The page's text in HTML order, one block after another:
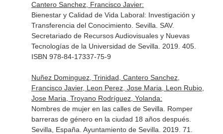
Cantero Sanchez, Francisco Javier:
Bienestar y Calidad de Vida Laboral: Investigación y
Transferencia del Conocimiento. Sevilla. SAV.
Secretariado de Recursos Audiovisuales y Nuevas
Tecnologías de la Universidad de Sevilla. 2019. 405.
ISBN 978-84-17337-75-9
Nuñez Dominguez, Trinidad, Cantero Sanchez,
Francisco Javier, Leon Perez, Jose Maria, Leon Rubio,
Jose Maria, Troyano Rodríguez, Yolanda:
Nombres de mujer en las calles de Sevilla. Romper
barreras de género en la ciudad 18 años después.
Sevilla, España. Ayuntamiento de Sevilla. 2019. 71.